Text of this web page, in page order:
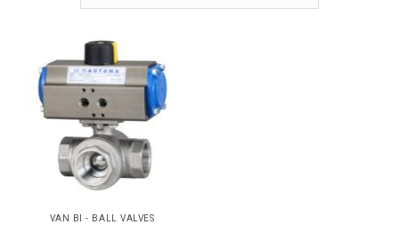
VAN BI - BALL VALVES